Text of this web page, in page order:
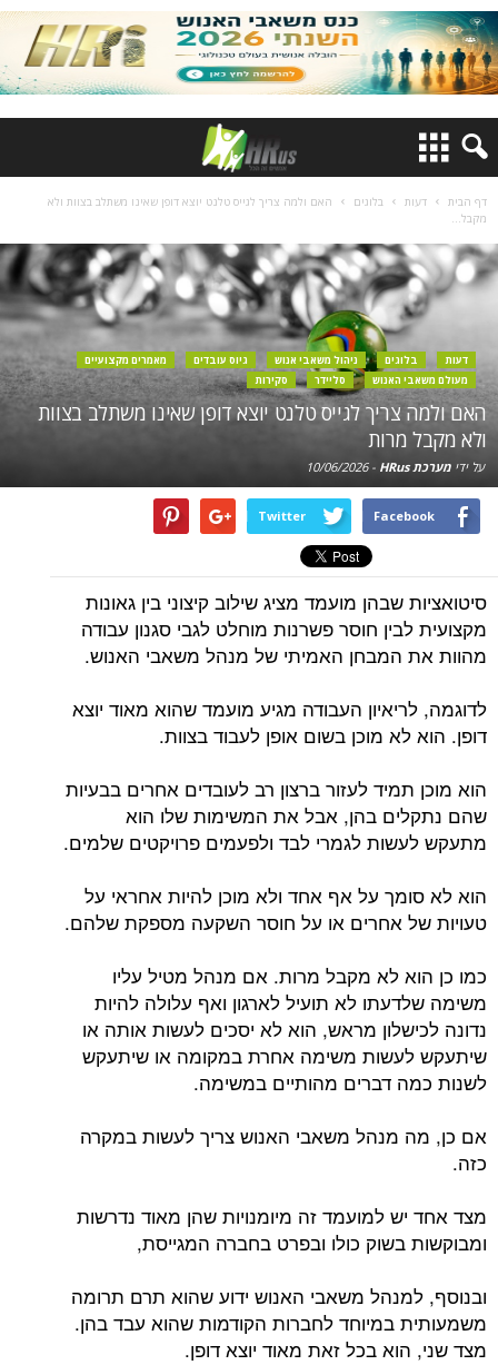
דף הבית דעות בלוגים
האם ולמה צריך לגייס טלנט יוצא דופן שאינו משתלב בצוות ולא
מקבל...
דעות בלוגים ניהול משאבי אנוש גיוס עובדים
מאמרים מקצועיים
מעולם משאבי האנוש
סליידר סקירות
האם ולמה צריך לגייס טלנט יוצא דופן שאינו משתלב בצוות
ולא מקבל מרות
על ידי מערכת HRus -
10/06/2026
Facebook
Twitter
סיטואציות שבהן מועמד מציג שילוב קיצוני בין גאונות
מקצועית לבין חוסר פשרנות מוחלט לגבי סגנון עבודה
מהוות את המבחן האמיתי של מנהל משאבי האנוש.
לדוגמה, לריאיון העבודה מגיע מועמד שהוא מאוד יוצא
דופן. הוא לא מוכן בשום אופן לעבוד בצוות.
הוא מוכן תמיד לעזור ברצון רב לעובדים אחרים בבעיות
שהם נתקלים בהן, אבל את המשימות שלו הוא
מתעקש לעשות לגמרי לבד ולפעמים פרויקטים שלמים.
הוא לא סומך על אף אחד ולא מוכן להיות אחראי על
טעויות של אחרים או על חוסר השקעה מספקת שלהם.
כמו כן הוא לא מקבל מרות. אם מנהל מטיל עליו
משימה שלדעתו לא תועיל לארגון ואף עלולה להיות
נדונה לכישלון מראש, הוא לא יסכים לעשות אותה או
שיתעקש לעשות משימה אחרת במקומה או שיתעקש
לשנות כמה דברים מהותיים במשימה.
אם כן, מה מנהל משאבי האנוש צריך לעשות במקרה
כזה.
מצד אחד יש למועמד זה מיומנויות שהן מאוד נדרשות
ומבוקשות בשוק כולו ובפרט בחברה המגייסת,
ובנוסף, למנהל משאבי האנוש ידוע שהוא תרם תרומה
משמעותית במיוחד לחברות הקודמות שהוא עבד בהן.
מצד שני, הוא בכל זאת מאוד יוצא דופן.